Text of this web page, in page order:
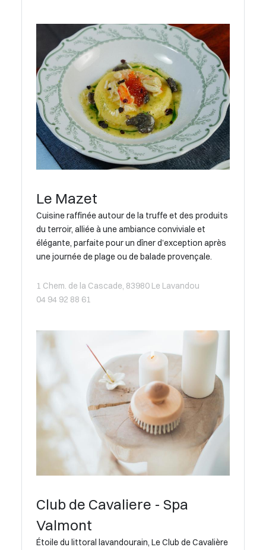
Le Mazet
Cuisine raffinée autour de la truffe et des produits
du terroir, alliée à une ambiance conviviale et
élégante, parfaite pour un dîner d’exception après
une journée de plage ou de balade provençale.
1 Chem. de la Cascade, 83980 Le Lavandou
04 94 92 88 61
Club de Cavaliere - Spa
Valmont
Étoile du littoral lavandourain, Le Club de Cavalière